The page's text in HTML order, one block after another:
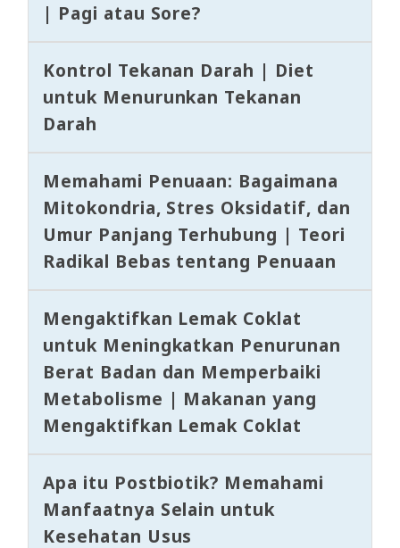
| Pagi atau Sore?
Kontrol Tekanan Darah | Diet
untuk Menurunkan Tekanan
Darah
Memahami Penuaan: Bagaimana
Mitokondria, Stres Oksidatif, dan
Umur Panjang Terhubung | Teori
Radikal Bebas tentang Penuaan
Mengaktifkan Lemak Coklat
untuk Meningkatkan Penurunan
Berat Badan dan Memperbaiki
Metabolisme | Makanan yang
Mengaktifkan Lemak Coklat
Apa itu Postbiotik? Memahami
Manfaatnya Selain untuk
Kesehatan Usus